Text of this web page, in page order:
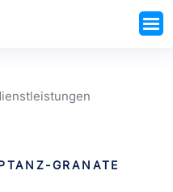
GRANATE